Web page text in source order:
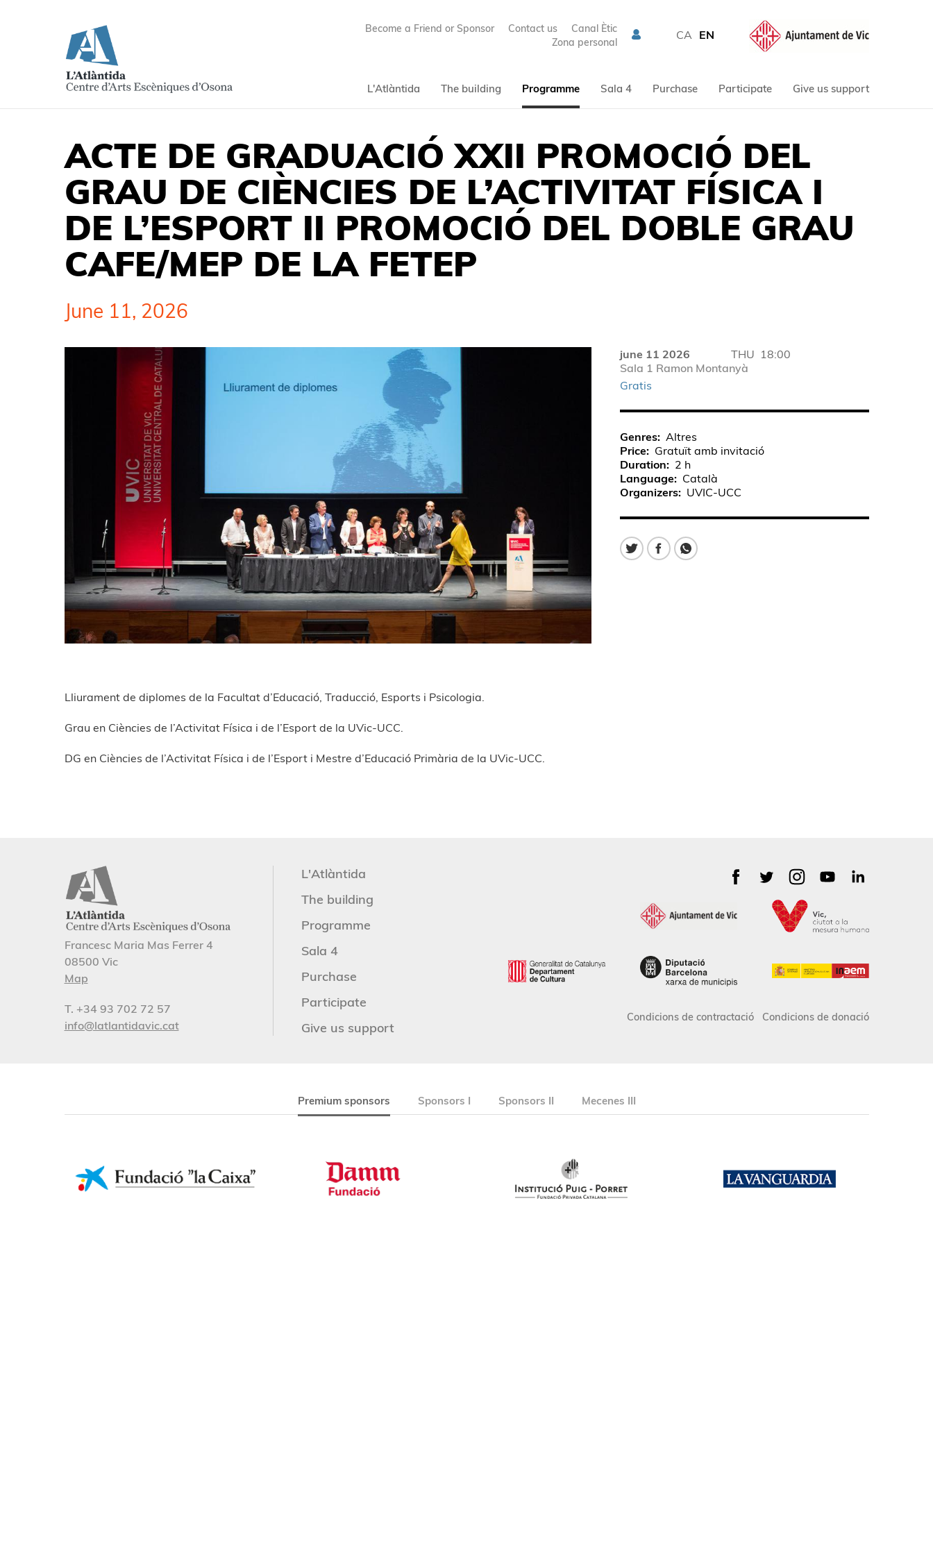
Become a Friend or Sponsor Contact us
Canal Ètic
Zona personal
CA EN
L'Atlàntida The building Programme Sala 4 Purchase Participate Give us support
ACTE DE GRADUACIÓ XXII PROMOCIÓ DEL
GRAU DE CIÈNCIES DE L’ACTIVITAT FÍSICA I
DE L’ESPORT II PROMOCIÓ DEL DOBLE GRAU
CAFE/MEP DE LA FETEP
June 11, 2026
Lliurament de diplomes de la Facultat d’Educació, Traducció, Esports i Psicologia.
Grau en Ciències de l’Activitat Física i de l’Esport de la UVic-UCC.
DG en Ciències de l’Activitat Física i de l’Esport i Mestre d’Educació Primària de la UVic-UCC.
june 11 2026 THU 18:00
Sala 1 Ramon Montanyà
Gratis
Genres
Altres
Price
Gratuït amb invitació
Duration
2 h
Language
Català
Organizers
UVIC-UCC
Francesc Maria Mas Ferrer 4
08500 Vic
Map
T. +34 93 702 72 57
info@latlantidavic.cat
L'Atlàntida
The building
Programme
Sala 4
Purchase
Participate
Give us support
Condicions de contractació Condicions de donació
Premium sponsors Sponsors I Sponsors II Mecenes III